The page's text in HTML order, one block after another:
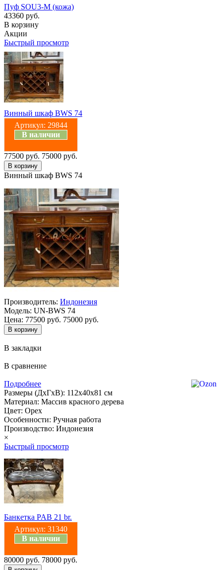
Пуф SOU3-M (кожа)
43360 руб.
В корзину
Акции
Быстрый просмотр
Винный шкаф BWS 74
Артикул: 29844
В наличии
77500 руб. 75000 руб.
Винный шкаф BWS 74
Производитель: Индонезия
Модель: UN-BWS 74
Цена: 77500 руб. 75000 руб.
В закладки
В сравнение
Подробнее
Размеры (ДхГхВ): 112х40х81 см
Материал: Массив красного дерева
Цвет: Орех
Особенности: Ручная работа
Производство: Индонезия
×
Быстрый просмотр
Банкетка PAB 21 br.
Артикул: 31340
В наличии
80000 руб. 78000 руб.